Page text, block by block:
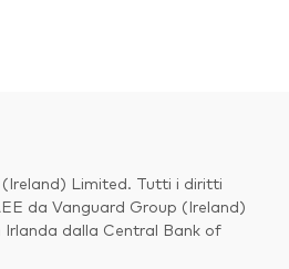
Limited. Tutti i diritti
da Vanguard Group (Ireland)
dalla Central Bank of